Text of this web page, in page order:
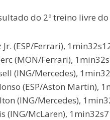
do 2º treino livre
Jr. (ESP/Ferrari),
(MON/Ferrari),
(ING/Mercedes),
(ESP/Aston Martin),
(ING/Mercedes),
(ING/McLaren),